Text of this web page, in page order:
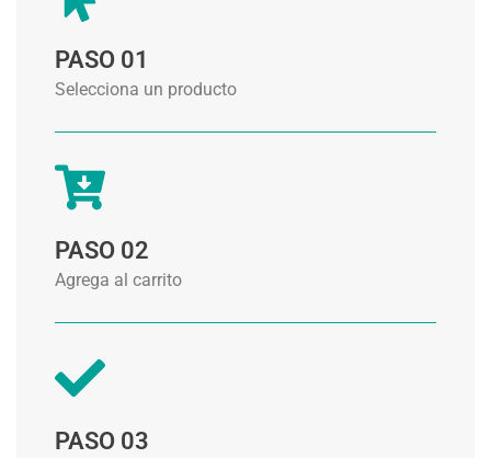
PASO 01
Selecciona un producto
PASO 02
Agrega al carrito
PASO 03